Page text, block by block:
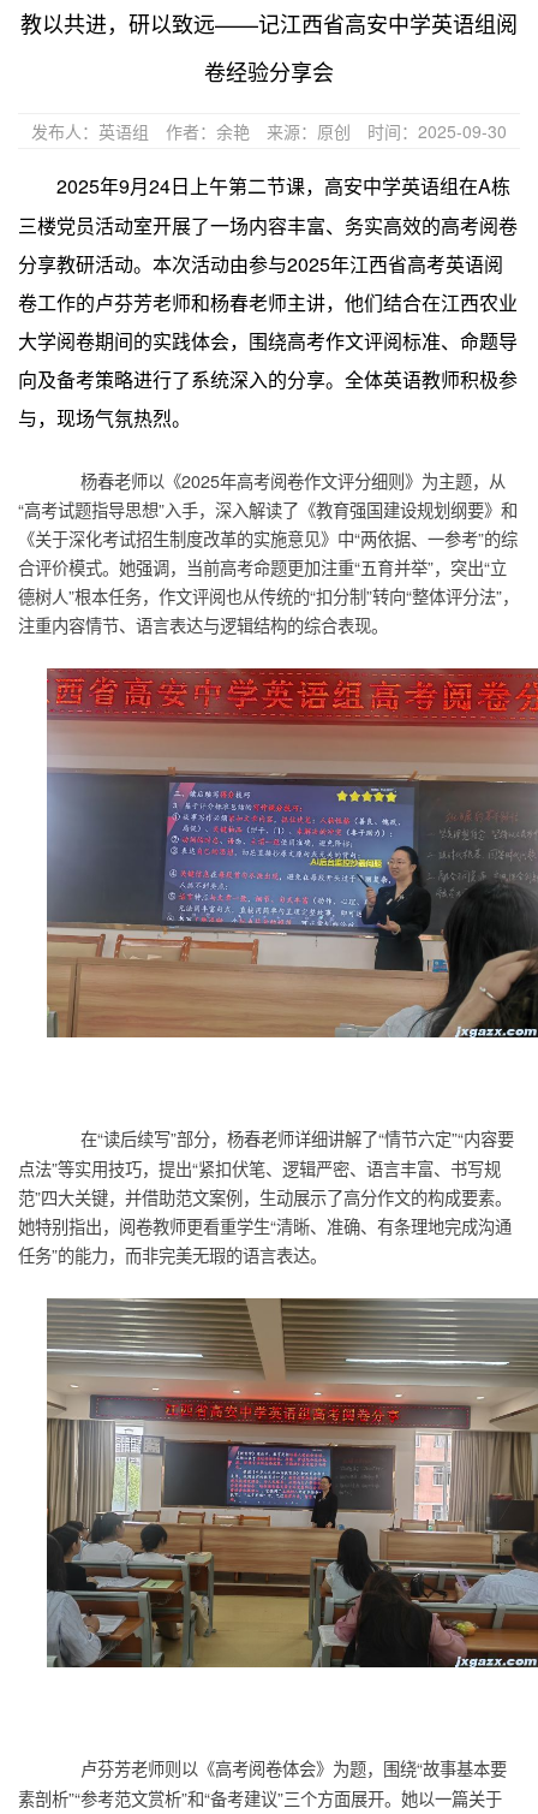
教以共进，研以致远——记江西省高安中学英语组阅
卷经验分享会
发布人：英语组 作者：余艳 来源：原创 时间：2025-09-30
2025年9月24日上午第二节课，高安中学英语组在A栋
三楼党员活动室开展了一场内容丰富、务实高效的高考阅卷
分享教研活动。本次活动由参与2025年江西省高考英语阅
卷工作的卢芬芳老师和杨春老师主讲，他们结合在江西农业
大学阅卷期间的实践体会，围绕高考作文评阅标准、命题导
向及备考策略进行了系统深入的分享。全体英语教师积极参
与，现场气氛热烈。
杨春老师以《2025年高考阅卷作文评分细则》为主题，从
“高考试题指导思想”入手，深入解读了《教育强国建设规划纲要》和
《关于深化考试招生制度改革的实施意见》中“两依据、一参考”的综
合评价模式。她强调，当前高考命题更加注重“五育并举”，突出“立
德树人”根本任务，作文评阅也从传统的“扣分制”转向“整体评分法”，
注重内容情节、语言表达与逻辑结构的综合表现。
在“读后续写”部分，杨春老师详细讲解了“情节六定”“内容要
点法”等实用技巧，提出“紧扣伏笔、逻辑严密、语言丰富、书写规
范”四大关键，并借助范文案例，生动展示了高分作文的构成要素。
她特别指出，阅卷教师更看重学生“清晰、准确、有条理地完成沟通
任务”的能力，而非完美无瑕的语言表达。
卢芬芳老师则以《高考阅卷体会》为题，围绕“故事基本要
素剖析”“参考范文赏析”和“备考建议”三个方面展开。她以一篇关于